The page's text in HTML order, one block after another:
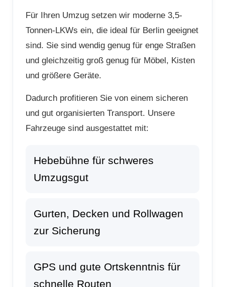
Für Ihren Umzug setzen wir moderne 3,5-
Tonnen-LKWs ein, die ideal für Berlin geeignet
sind. Sie sind wendig genug für enge Straßen
und gleichzeitig groß genug für Möbel, Kisten
und größere Geräte.
Dadurch profitieren Sie von einem sicheren
und gut organisierten Transport. Unsere
Fahrzeuge sind ausgestattet mit:
Hebebühne für schweres
Umzugsgut
Gurten, Decken und Rollwagen
zur Sicherung
GPS und gute Ortskenntnis für
schnelle Routen